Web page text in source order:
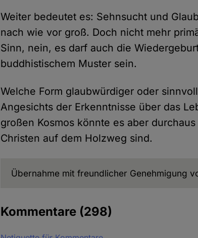
Weiter bedeutet es: Sehnsucht und
nach wie vor groß. Doch nicht mehr
Sinn, nein, es darf auch die
buddhistischem Muster sein.
Welche Form glaubwürdiger oder
Angesichts der Erkenntnisse über das
großen Kosmos könnte es aber
Christen auf dem Holzweg sind.
Übernahme mit freundlicher Genehmigung
Kommentare (298)